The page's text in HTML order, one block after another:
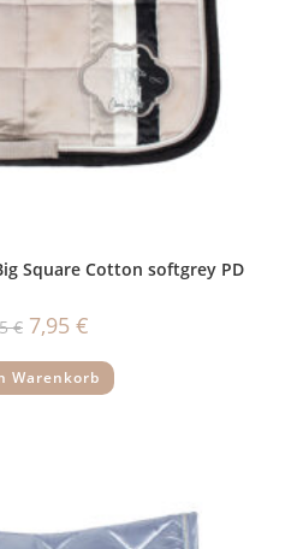
Square Cotton softgrey PD
€ Ursprünglicher
Preis
29,95 €
7,95 €
7,95 €.
Warenkorb